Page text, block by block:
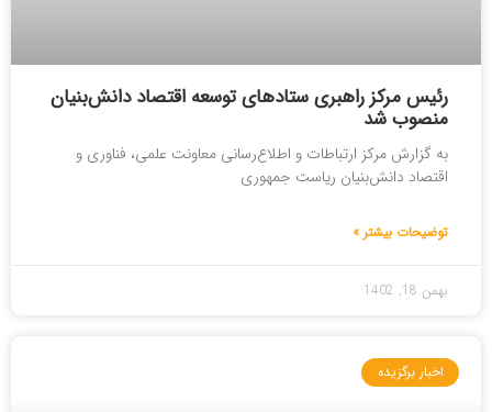
رئیس مرکز راهبری ستادهای توسعه اقتصاد دانش‌بنیان
منصوب شد
به گزارش مرکز ارتباطات و اطلاع‌رسانی معاونت علمی، فناوری و
اقتصاد دانش‌بنیان ریاست جمهوری
توضیحات بیشتر »
بهمن 18, 1402
اخبار برگزیده